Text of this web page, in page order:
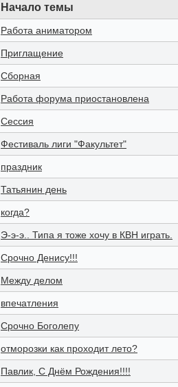
Начало темы
Работа аниматором
Приглащение
Сборная
Работа форума приостановлена
Сессия
Фестиваль лиги "Факультет"
праздник
Татьянин день
когда?
Э-э-э.. Типа я тоже хочу в КВН играть.
Срочно Денису!!!
Между делом
впечатления
Срочно Боголепу
отморозки как проходит лето?
Павлик, С Днём Рождения!!!!